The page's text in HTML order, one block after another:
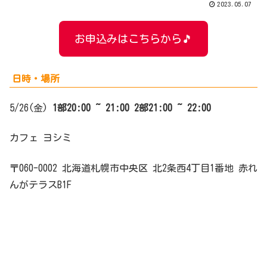
2023.05.07
お申込みはこちらから🎵
日時・場所
5/26(金) 1部20:00 ~ 21:00 2部21:00 ~ 22:00
カフェ ヨシミ
〒060-0002 北海道札幌市中央区 北2条西4丁目1番地 赤れ
んがテラスB1F